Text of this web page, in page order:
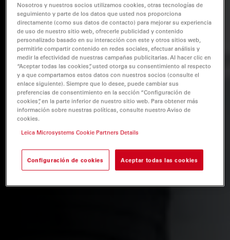
Nosotros y nuestros socios utilizamos cookies, otras tecnologías de
seguimiento y parte de los datos que usted nos proporciona
directamente (como sus datos de contacto) para mejorar su experiencia
de uso de nuestro sitio web, ofrecerle publicidad y contenido
personalizado basado en su interacción con este y otros sitios web,
permitirle compartir contenido en redes sociales, efectuar análisis y
medir la efectividad de nuestras campañas publicitarias. Al hacer clic en
“Aceptar todas las cookies”, usted otorga su consentimiento al respecto
y a que compartamos estos datos con nuestros socios (consulte el
enlace siguiente). Siempre que lo desee, puede cambiar sus
preferencias de consentimiento en la sección “Configuración de
cookies”, en la parte inferior de nuestro sitio web. Para obtener más
información sobre nuestras políticas, consulte nuestro Aviso de
cookies.
Leica Microsystems Cookie Partners Details
Configuración de cookies Aceptar todas las cookies